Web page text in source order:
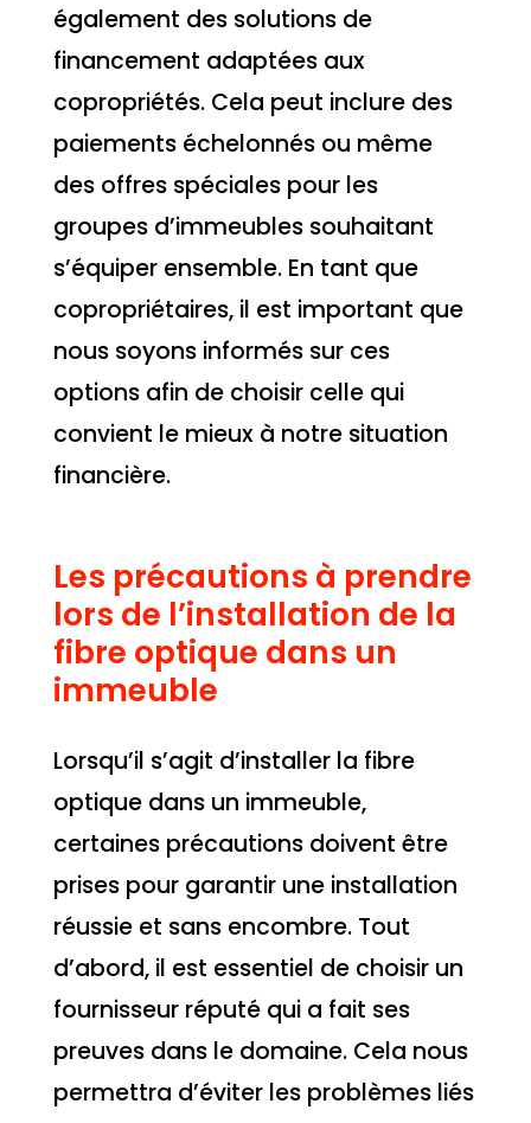
également des solutions de
financement adaptées aux
copropriétés. Cela peut inclure des
paiements échelonnés ou même
des offres spéciales pour les
groupes d’immeubles souhaitant
s’équiper ensemble. En tant que
copropriétaires, il est important que
nous soyons informés sur ces
options afin de choisir celle qui
convient le mieux à notre situation
financière.
Les précautions à prendre
lors de l’installation de la
fibre optique dans un
immeuble
Lorsqu’il s’agit d’installer la fibre
optique dans un immeuble,
certaines précautions doivent être
prises pour garantir une installation
réussie et sans encombre. Tout
d’abord, il est essentiel de choisir un
fournisseur réputé qui a fait ses
preuves dans le domaine. Cela nous
permettra d’éviter les problèmes liés